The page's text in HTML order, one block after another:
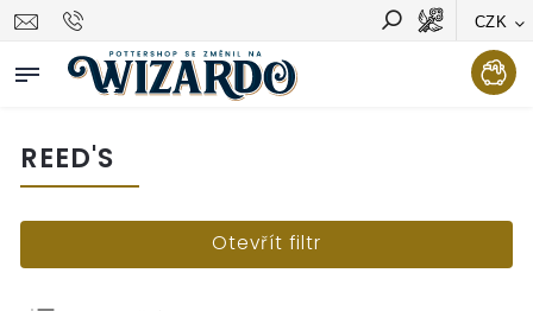
CZK
Vyhledávání Hledat
REED'S
Otevřít filtr